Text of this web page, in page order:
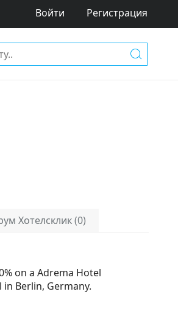
Войти Регистрация
Хотелсклик (0)
on a Adrema Hotel
in Berlin, Germany.